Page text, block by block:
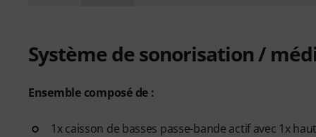
Système de sonorisation /
Ensemble composé de :
1x caisson de basses passe-bande actif avec 1x